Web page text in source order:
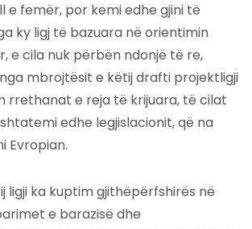
e femër, por kemi edhe gjini të
ky ligj të bazuara në orientimin
e cila nuk përbën ndonjë të re,
mbrojtësit e këtij drafti projektligji
rrethanat e reja të krijuara, të cilat
edhe legjislacionit, që na
Evropian.
ligji ka kuptim gjithëpërfshirës në
e barazisë dhe